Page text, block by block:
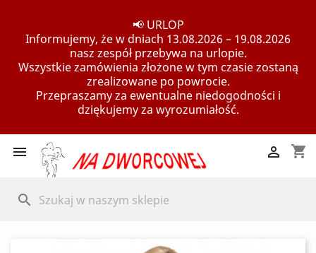
📢 URLOP
Informujemy, że w dniach 13.08.2026 – 19.08.2026
nasz zespół przebywa na urlopie.
Wszystkie zamówienia złożone w tym czasie zostaną
zrealizowane po powrocie.
Przepraszamy za ewentualne niedogodności i
dziękujemy za wyrozumiałość.
 shopping_cart

search